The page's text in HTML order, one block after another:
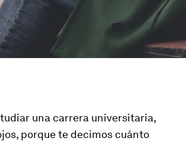
una carrera universitaria,
porque te decimos cuánto